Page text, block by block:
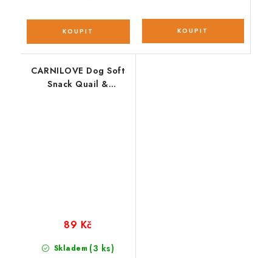
CARNILOVE Dog Soft
Snack Quail &
Skladem (3 ks)
89 Kč